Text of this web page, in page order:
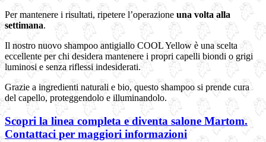
Per mantenere i risultati, ripetere l’operazione una volta alla
settimana.
Il nostro nuovo shampoo antigiallo COOL Yellow è una scelta
eccellente per chi desidera mantenere i propri capelli biondi o grigi
luminosi e senza riflessi indesiderati.
Grazie a ingredienti naturali e bio, questo shampoo si prende cura
del capello, proteggendolo e illuminandolo.
Scopri la linea completa e diventa salone Martom.
Contattaci per maggiori informazioni